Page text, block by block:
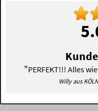
"PERFEKT!!! Alles
Willy aus